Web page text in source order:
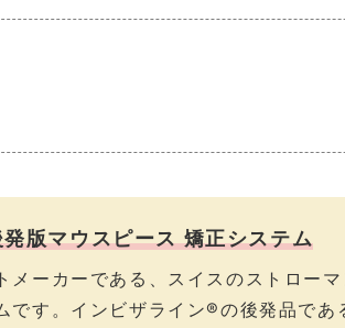
版マウスピース 矯正システム
メーカーである、スイスのストロー
です。インビザライン®の後発品であ